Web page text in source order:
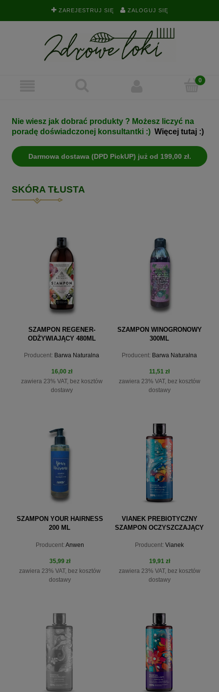
ZAREJESTRUJ SIĘ ZALOGUJ SIĘ
Nie wiesz jak dobrać produkty ? Możesz liczyć na
poradę doświadczonej konsultantki :) Więcej tutaj :)
Darmowa dostawa (DPD PickUP) już od 199,00 zł.
SKÓRA TŁUSTA
SZAMPON REGENER-
ODŻYWIAJĄCY 480ML
Producent: Barwa Naturalna
16,00 zł
zawiera 23% VAT, bez kosztów
dostawy
do koszyka
SZAMPON WINOGRONOWY
300ML
Producent: Barwa Naturalna
11,51 zł
zawiera 23% VAT, bez kosztów
dostawy
do koszyka
SZAMPON YOUR HAIRNESS
200 ML
Producent: Anwen
35,99 zł
zawiera 23% VAT, bez kosztów
dostawy
do koszyka
VIANEK PREBIOTYCZNY
SZAMPON OCZYSZCZAJĄCY
Producent: Vianek
19,91 zł
zawiera 23% VAT, bez kosztów
dostawy
do koszyka